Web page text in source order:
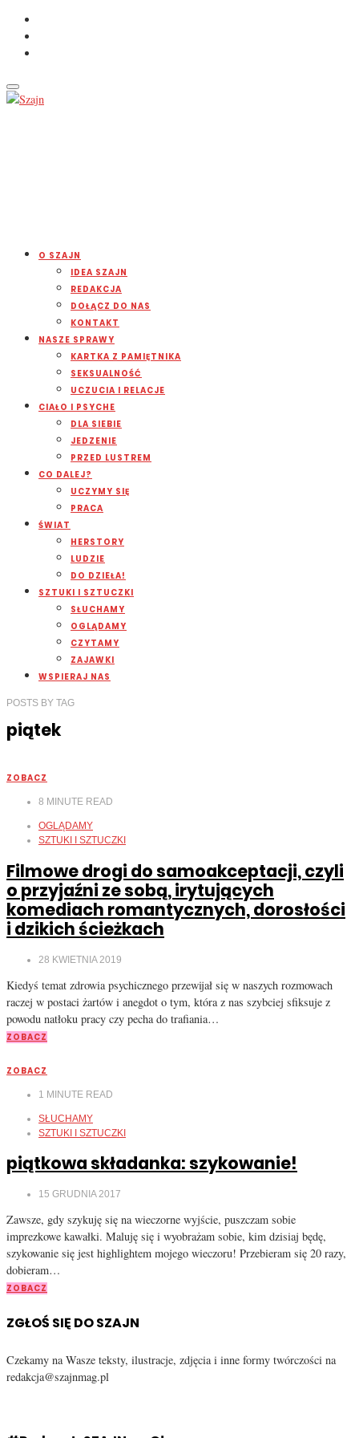
O SZAJN
IDEA SZAJN
REDAKCJA
DOŁĄCZ DO NAS
KONTAKT
NASZE SPRAWY
KARTKA Z PAMIĘTNIKA
SEKSUALNOŚĆ
UCZUCIA I RELACJE
CIAŁO I PSYCHE
DLA SIEBIE
JEDZENIE
PRZED LUSTREM
CO DALEJ?
UCZYMY SIĘ
PRACA
ŚWIAT
HERSTORY
LUDZIE
DO DZIEŁA!
SZTUKI I SZTUCZKI
SŁUCHAMY
OGLĄDAMY
CZYTAMY
ZAJAWKI
WSPIERAJ NAS
POSTS BY TAG
piątek
ZOBACZ
8 MINUTE READ
OGLĄDAMY
SZTUKI I SZTUCZKI
Filmowe drogi do samoakceptacji, czyli
o przyjaźni ze sobą, irytujących
komediach romantycznych, dorosłości
i dzikich ścieżkach
28 KWIETNIA 2019
Kiedyś temat zdrowia psychicznego przewijał się w naszych rozmowach
raczej w postaci żartów i anegdot o tym, która z nas szybciej sfiksuje z
powodu natłoku pracy czy pecha do trafiania…
ZOBACZ
ZOBACZ
1 MINUTE READ
SŁUCHAMY
SZTUKI I SZTUCZKI
piątkowa składanka: szykowanie!
15 GRUDNIA 2017
Zawsze, gdy szykuję się na wieczorne wyjście, puszczam sobie
imprezkowe kawałki. Maluję się i wyobrażam sobie, kim dzisiaj będę,
szykowanie się jest highlightem mojego wieczoru! Przebieram się 20 razy,
dobieram…
ZOBACZ
ZGŁOŚ SIĘ DO SZAJN
Czekamy na Wasze teksty, ilustracje, zdjęcia i inne formy twórczości na
redakcja@szajnmag.pl